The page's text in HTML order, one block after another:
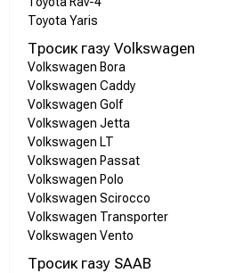
Toyota Yaris
Тросик газу Volkswagen
Volkswagen Bora
Volkswagen Caddy
Volkswagen Golf
Volkswagen Jetta
Volkswagen LT
Volkswagen Passat
Volkswagen Polo
Volkswagen Scirocco
Volkswagen Transporter
Volkswagen Vento
Тросик газу SAAB